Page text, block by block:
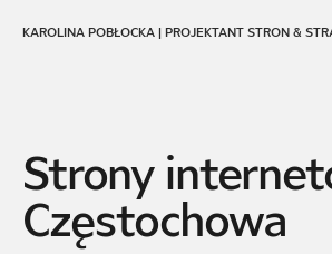
KAROLINA POBŁOCKA | PROJEKTANT STRON &
Strony
Częstochowa